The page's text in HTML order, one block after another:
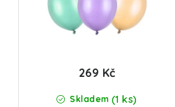
Skladem (1 ks)
269 Kč